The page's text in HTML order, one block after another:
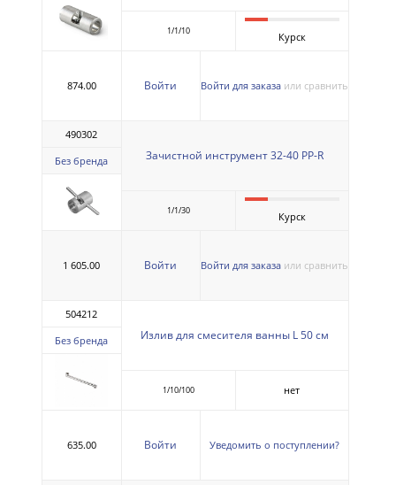
1/1/10 Курск
874.00 Войти Войти для заказа или сравнить
490302
Без бренда Зачистной инструмент 32-40 PP-R
1/1/30 Курск
1 605.00 Войти Войти для заказа или сравнить
504212
Без бренда Излив для смесителя ванны L 50 см
1/10/100 нет
635.00 Войти Уведомить о поступлении?